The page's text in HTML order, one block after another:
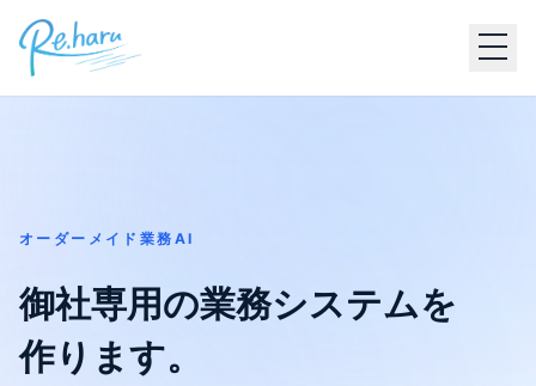
オーダーメイド業務AI
御社専用の業務システムを
作ります。